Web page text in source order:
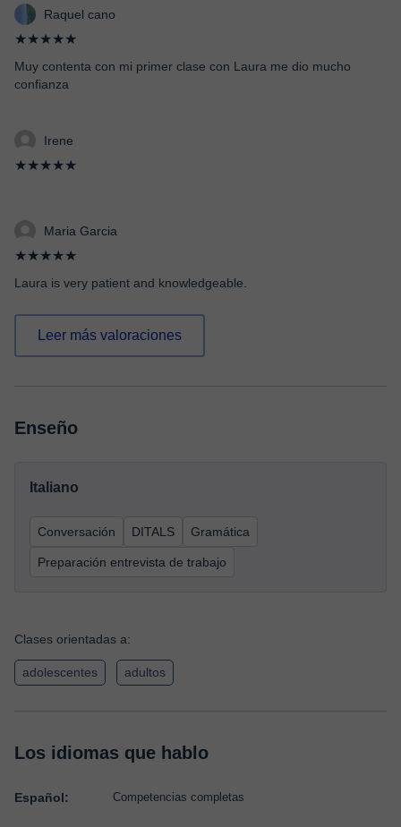
Raquel cano
★★★★★
Muy contenta con mi primer clase con Laura me dio mucho
confianza
Irene
★★★★★
Maria Garcia
★★★★★
Laura is very patient and knowledgeable.
Leer más valoraciones
Enseño
Italiano
Conversación DITALS Gramática
Preparación entrevista de trabajo
Clases orientadas a:
adolescentes adultos
Los idiomas que hablo
Español: Competencias completas